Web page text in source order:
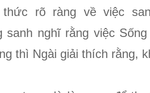
thức rõ ràng về việc
sanh nghĩ rằng việc
thì Ngài giải thích rằng,